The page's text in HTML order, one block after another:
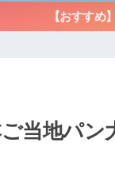
【おすすめ
ご当地パ